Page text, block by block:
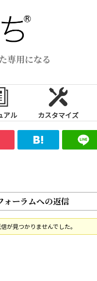
専用になる
アル カスタマイズ
ォーラムへの返信
が見つかりませんでした。